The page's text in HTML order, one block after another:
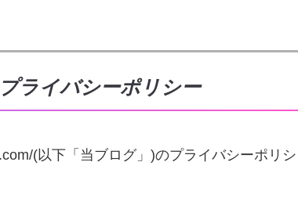
ライバシーポリシー
(以下「当ブログ」)のプライバシーポリシ